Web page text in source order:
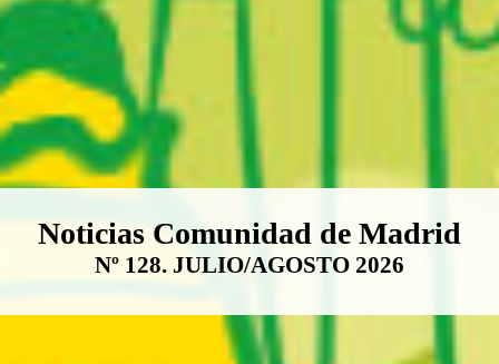
Boletín Noticias Comunidad de
Noticias Comunidad de Madrid
Nº 128. JULIO/AGOSTO 2026